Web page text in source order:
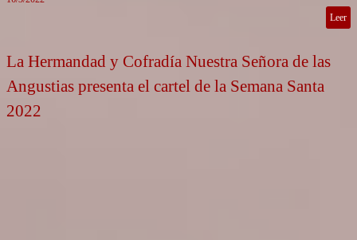
Leer
La Hermandad y Cofradía Nuestra Señora de las
Angustias presenta el cartel de la Semana Santa
2022